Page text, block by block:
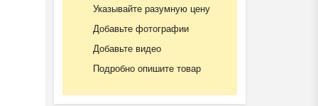
Указывайте разумную цену
Добавьте фотографии
Добавьте видео
Подробно опишите товар